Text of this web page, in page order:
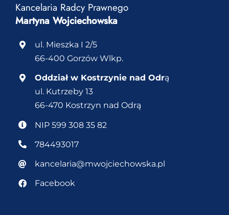
Kancelaria Radcy Prawnego
Martyna Wojciechowska
ul. Mieszka I 2/5
66-400 Gorzów Wlkp.
Oddział w Kostrzynie nad Odrą
ul. Kutrzeby 13
66-470 Kostrzyn nad Odrą
NIP 599 308 35 82
784493017
kancelaria@mwojciechowska.pl
Facebook